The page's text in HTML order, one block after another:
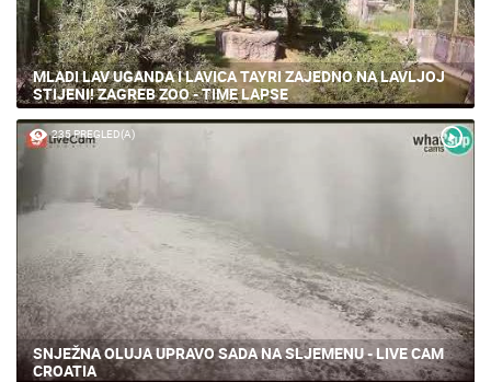
MLADI LAV UGANDA I LAVICA TAYRI ZAJEDNO NA LAVLJOJ
STIJENI! ZAGREB ZOO - TIME LAPSE
235 PREGLED(A)
SNJEŽNA OLUJA UPRAVO SADA NA SLJEMENU - LIVE CAM
CROATIA